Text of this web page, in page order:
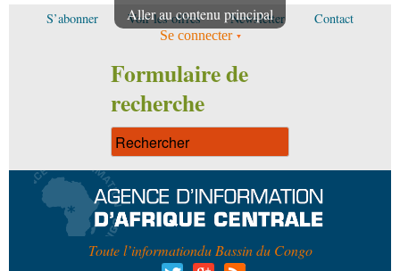
Aller au contenu principal
S’abonner Voir les offres Newsletter Contact
Se connecter
Formulaire de
recherche
Toute l’informationdu Bassin du Congo